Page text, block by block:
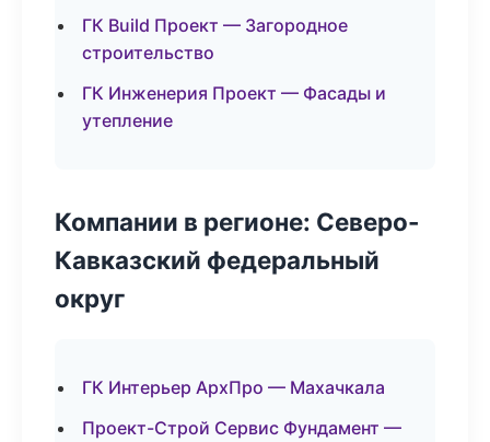
ГК Build Проект — Загородное
строительство
ГК Инженерия Проект — Фасады и
утепление
Компании в регионе: Северо-
Кавказский федеральный
округ
ГК Интерьер АрхПро — Махачкала
Проект-Строй Сервис Фундамент —